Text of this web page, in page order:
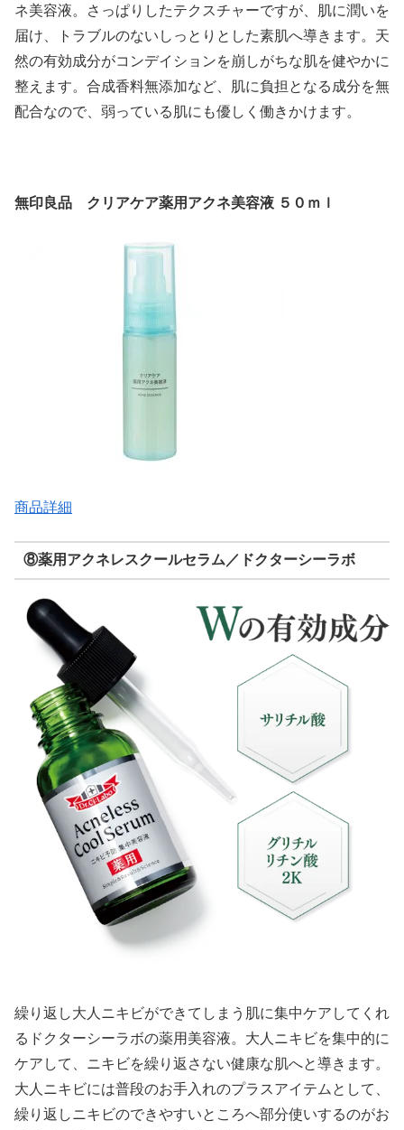
ネ美容液。さっぱりしたテクスチャーですが、肌に潤いを
届け、トラブルのないしっとりとした素肌へ導きます。天
然の有効成分がコンデイションを崩しがちな肌を健やかに
整えます。合成香料無添加など、肌に負担となる成分を無
配合なので、弱っている肌にも優しく働きかけます。
無印良品 クリアケア薬用アクネ美容液 ５０ｍｌ
商品詳細
⑧薬用アクネレスクールセラム／ドクターシーラボ
繰り返し大人ニキビができてしまう肌に集中ケアしてくれ
るドクターシーラボの薬用美容液。大人ニキビを集中的に
ケアして、ニキビを繰り返さない健康な肌へと導きます。
大人ニキビには普段のお手入れのプラスアイテムとして、
繰り返しニキビのできやすいところへ部分使いするのがお